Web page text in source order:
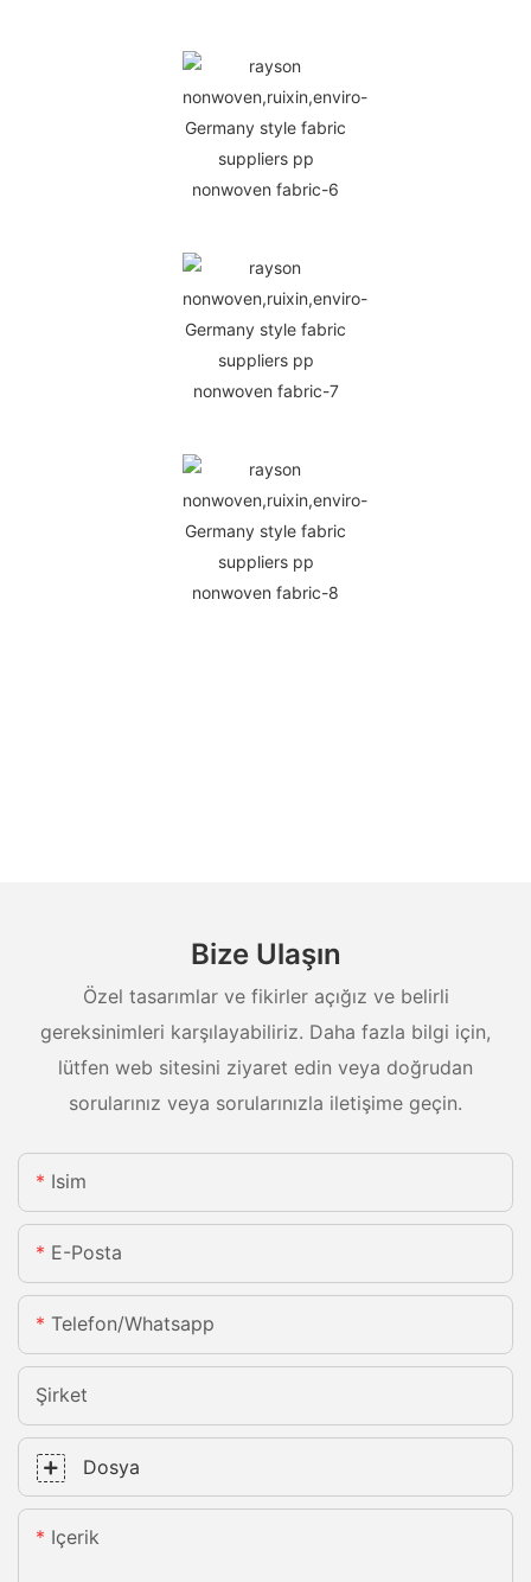
Bize Ulaşın
Özel tasarımlar ve fikirler açığız ve belirli
gereksinimleri karşılayabiliriz. Daha fazla bilgi için,
lütfen web sitesini ziyaret edin veya doğrudan
sorularınız veya sorularınızla iletişime geçin.
Isim
E-Posta
Telefon/whatsapp
Şirket
Dosya
Içerik